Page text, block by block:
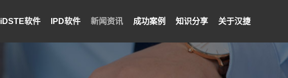
iDSTE软件 IPD软件 新闻资讯 成功案例 知识分享 关于汉捷